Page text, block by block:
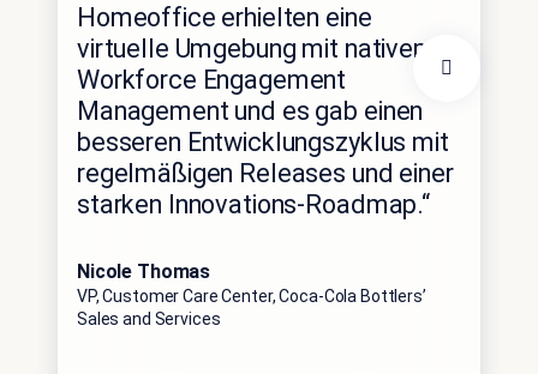
Homeoffice erhielten eine
virtuelle Umgebung mit nativem
Workforce Engagement
Management und es gab einen
besseren Entwicklungszyklus mit
regelmäßigen Releases und einer
starken Innovations-Roadmap.“
Nicole Thomas
VP, Customer Care Center, Coca-Cola Bottlers’
Sales and Services